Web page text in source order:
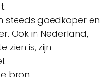
steeds goedkoper en
Ook in Nederland,
zien is, zijn
bron.